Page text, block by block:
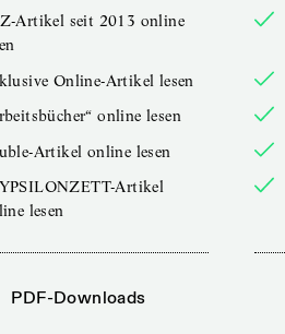
Artikel seit 2013 online
Online-Artikel lesen
online lesen
Artikel online lesen
Artikel
lesen
PDF-Downloads